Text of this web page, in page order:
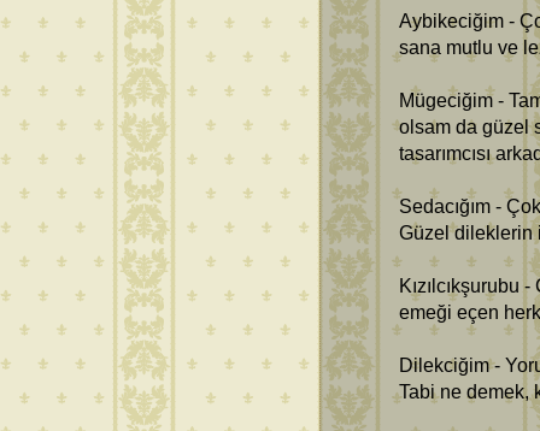
Aybikeciğim -
sana mutlu ve
Mügeciğim -
olsam da güzel
tasarımcısı
Sedacığım -
Güzel dileklerin
Kızılcıkşurubu
emeği eçen
Dilekciğim -
Tabi ne demek,